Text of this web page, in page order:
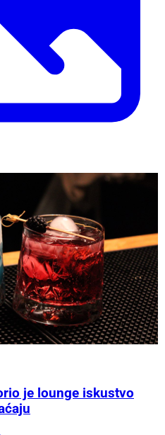
je lounge iskustvo